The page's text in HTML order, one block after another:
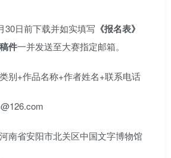
30日前下载并如实填写 《报名表》
稿件一并发送至大赛指定邮箱。
别+作品名称+作者姓名+联系电话
河南省安阳市北关区中国文字博物馆